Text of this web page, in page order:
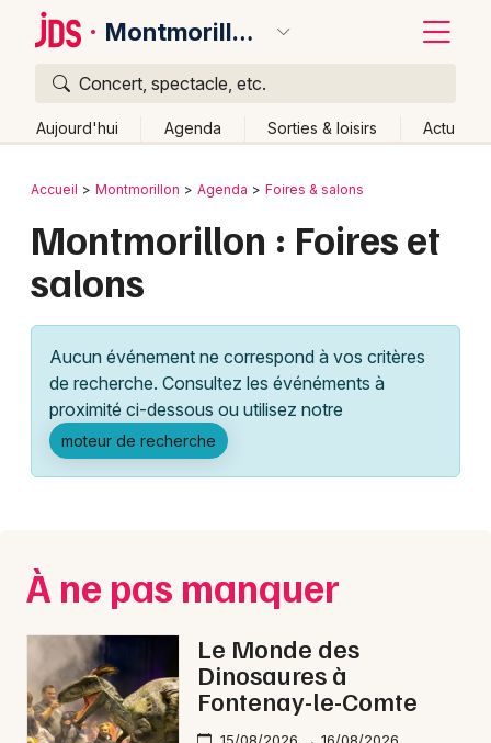
Montmorillon
Concert, spectacle, etc.
Aujourd'hui Agenda Sorties & loisirs Actu
Publier un événement
Grands événements
Activité & Expérience
Manifestations
Foires & salons
Concerts
Sports
Soirées
Bordeaux
Colmar
Lille
Lyon
Marseille
Mulhouse
Nice
Paris
Strasbourg
Toulouse
Retour
Accueil Montmorillon Agenda Foires & salons
Montmorillon : Foires et
salons
Aucun événement ne correspond à vos critères
de recherche. Consultez les événéments à
proximité ci-dessous ou utilisez notre
moteur de recherche
À ne pas manquer
Le Monde des
Dinosaures à
Fontenay-le-Comte
Quoi ?
Où ?
Poitou-Charente
Partout Près de moi Changer de lieu
Quand ?
Aujourd'hui
Demain Ce week-end Autre